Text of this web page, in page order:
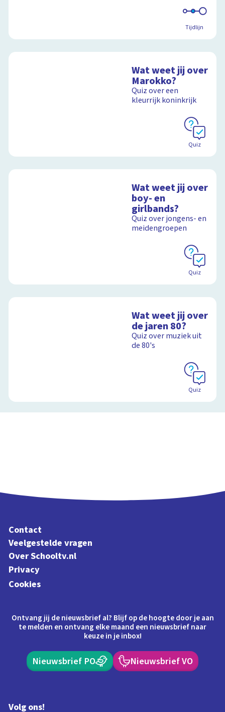
Tijdlijn
Wat weet jij over
Marokko?
Quiz over een
kleurrijk koninkrijk
Quiz
Wat weet jij over
boy- en
girlbands?
Quiz over jongens- en
meidengroepen
Quiz
Wat weet jij over
de jaren 80?
Quiz over muziek uit
de 80's
Quiz
Contact
Veelgestelde vragen
Over Schooltv.nl
Privacy
Cookies
Ontvang jij de nieuwsbrief al? Blijf op de hoogte door je aan
te melden en ontvang elke maand een nieuwsbrief naar
keuze in je inbox!
Nieuwsbrief PO Nieuwsbrief VO
Volg ons!